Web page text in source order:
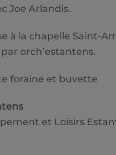
Joe Arlandis.
à la chapelle Saint-
orch’estantens.
foraine et buvette
et Loisirs